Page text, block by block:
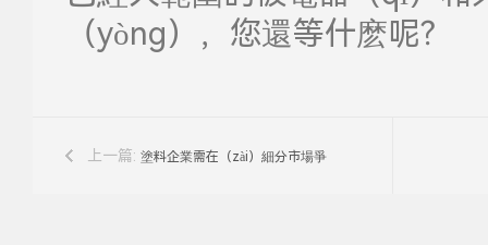
（yòng），您還等什麽呢？
上一篇: 塗料企業需在（zài）細分市場爭